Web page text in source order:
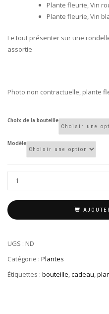
Plante fleurie, Vin
Plante fleurie, Vin
Le tout présenter sur une
assortie
Photo non contractuelle, plante
Choix de la bouteille
Modèle
UGS : ND
Catégorie : Plantes
Étiquettes : bouteille,cadeau,